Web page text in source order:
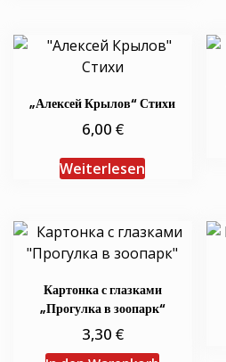
„Алексей Крылов“ Стихи
6,00 €
Weiterlesen
Картонка с глазками
„Прогулка в зоопарк“
3,30 €